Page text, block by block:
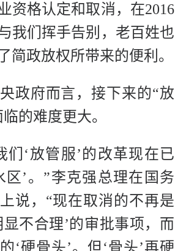
资格认定和取消，在2016
我们挥手告别，老百姓也
简政放权所带来的便利。
政府而言，接下来的“放
的难度更大。
们‘放管服’的改革现在已
区’。”李克强总理在国务
说，“现在取消的不再是
显不合理’的审批事项，而
‘硬骨头’。但‘骨头’再硬